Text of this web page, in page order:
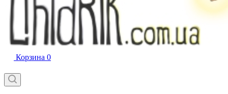
Корзина 0